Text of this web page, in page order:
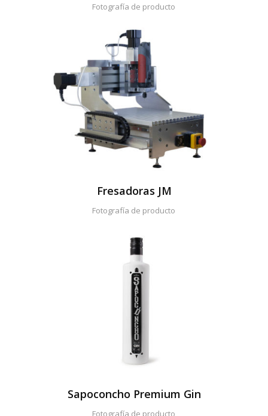
Fotografía de producto
Fresadoras JM
Fotografía de producto
Sapoconcho Premium Gin
Fotografía de producto